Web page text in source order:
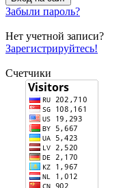
Забыли пароль?
Нет учетной записи?
Зарегистрируйтесь!
Счетчики